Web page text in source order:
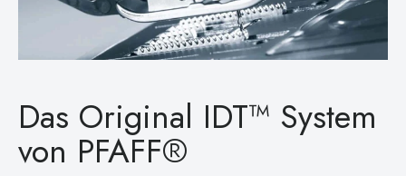
Das Original IDT™ System
von PFAFF®